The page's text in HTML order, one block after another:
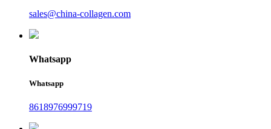
sales@china-collagen.com
Whatsapp
Whatsapp
8618976999719